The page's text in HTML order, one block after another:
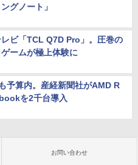
グノート」
ビ「TCL Q7D Pro」。圧巻の
ームが極上体験に
予算内。産経新聞社がAMD R
を2千台導入
お問い合わせ